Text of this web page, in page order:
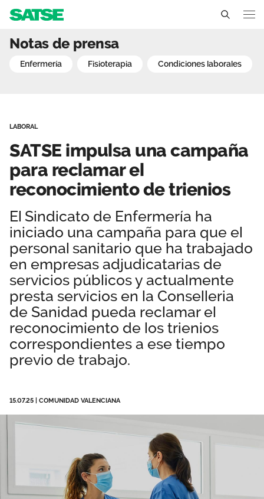
Delegados Sindicales
Estructura organizativa
Transparencia
Secciones sindicales
Servicios
Ventajas
Actualidad
Temas
Noticias
Sala de prensa
Normativa
Publicaciones
Vídeos
DANA Valencia
Comunidad Valenciana
Área privada
Únete
SATSE impulsa una
Notas de prensa
enfermería fisioterapia condiciones laborales
LABORAL
SATSE impulsa una campaña
para reclamar el
reconocimiento de trienios
El Sindicato de Enfermería ha
iniciado una campaña para que el
personal sanitario que ha trabajado
en empresas adjudicatarias de
servicios públicos y actualmente
presta servicios en la Conselleria
de Sanidad pueda reclamar el
reconocimiento de los trienios
correspondientes a ese tiempo
previo de trabajo.
15.07.25 COMUNIDAD VALENCIANA